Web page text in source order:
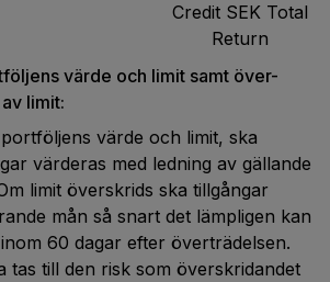
Credit SEK Total
Return
värde och limit samt över-
limit:
värde och limit, ska
värderas med ledning av gällande
limit överskrids ska tillgångar
mån så snart det lämpligen kan
60 dagar efter överträdelsen.
tas till den risk som överskridandet